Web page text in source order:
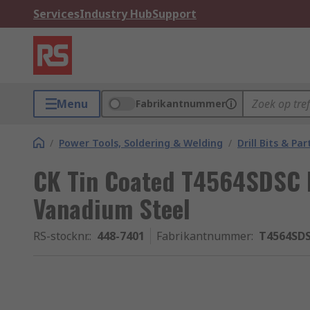
ServicesIndustry HubSupport
Menu Fabrikantnummer
/ Power Tools, Soldering & Welding / Drill Bits &
CK Tin Coated
Vanadium Steel
RS-stocknr.: 448-7401 Fabrikantnummer: